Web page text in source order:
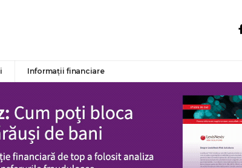
Informații financiare